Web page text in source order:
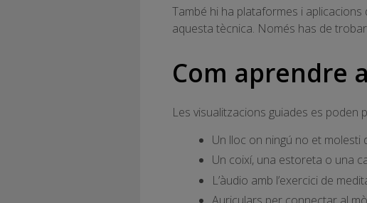
També hi ha plataformes i
aquesta tècnica. Només has de
Com aprendre
Les visualitzacions guiades es poden
Un lloc on ningú no et molesti
Un coixí, una estoreta o una
L’àudio amb l’exercici de